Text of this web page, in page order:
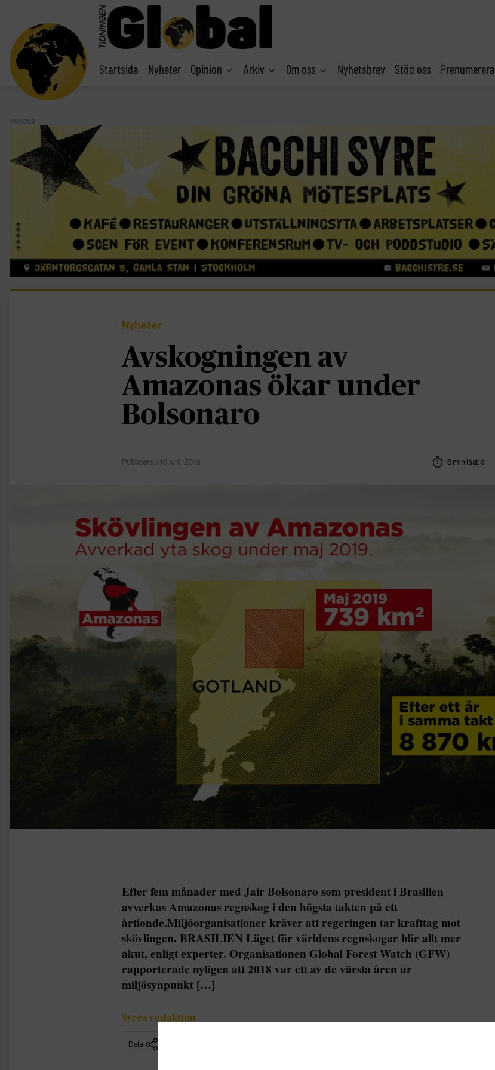
Startsida Nyheter Opinion Arkiv Om oss Nyhetsbrev Stöd oss Prenumerera
ANNONS
Nyheter
Avskogningen av
Amazonas ökar under
Bolsonaro
Publicerad 10 juni, 2019 3 min lästid
Efter fem månader med Jair Bolsonaro som president i Brasilien
avverkas Amazonas regnskog i den högsta takten på ett
årtionde.Miljöorganisationer kräver att regeringen tar krafttag mot
skövlingen. BRASILIEN Läget för världens regnskogar blir allt mer
akut, enligt experter. Organisationen Global Forest Watch (GFW)
rapporterade nyligen att 2018 var ett av de värsta åren ur
miljösynpunkt […]
Syres redaktion
Dela